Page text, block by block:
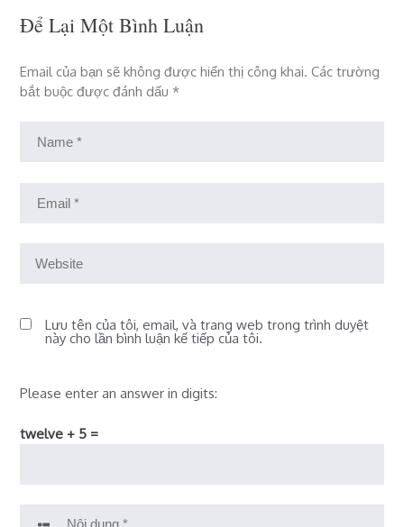
Để Lại Một Bình Luận
Email của bạn sẽ không được hiển thị công khai. Các trường
bắt buộc được đánh dấu*
Lưu tên của tôi, email, và trang web trong trình duyệt
này cho lần bình luận kế tiếp của tôi.
Please enter an answer in digits:
twelve + 5 =